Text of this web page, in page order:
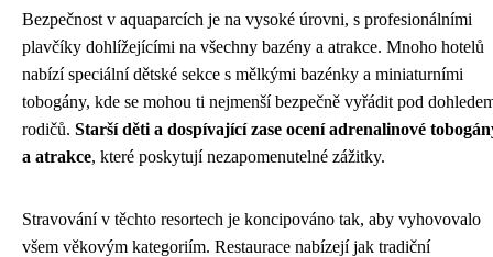
Bezpečnost v aquaparcích je na vysoké úrovni, s profesionálními
plavčíky dohlížejícími na všechny bazény a atrakce. Mnoho hotelů
nabízí speciální dětské sekce s mělkými bazénky a miniaturními
tobogány, kde se mohou ti nejmenší bezpečně vyřádit pod
rodičů. Starší děti a dospívající zase ocení adrenalinové
a atrakce, které poskytují nezapomenutelné zážitky.
Stravování v těchto resortech je koncipováno tak, aby vyhovovalo
všem věkovým kategoriím. Restaurace nabízejí jak tradiční